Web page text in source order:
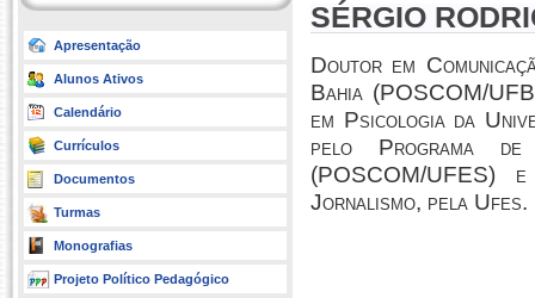
Apresentação
Alunos Ativos
Calendário
Currículos
Documentos
Turmas
Monografias
Projeto Político Pedagógico
SÉRGIO
Doutor em
Bahia (POSCOM/
em Psicologia da
pelo Programa de
(POSCOM/UFES)
Jornalismo, pela